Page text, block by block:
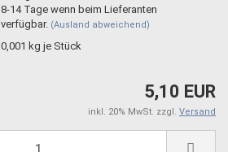
8-14 Tage wenn beim Lieferanten
verfügbar. (Ausland abweichend)
0,001 kg je Stück
5,10 EUR
inkl. 20% MwSt. zzgl. Versand